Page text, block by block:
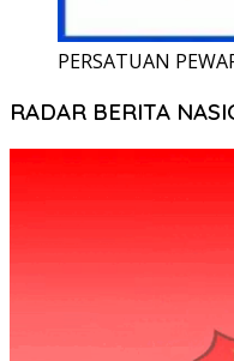
PERSATUAN
RADAR BERITA